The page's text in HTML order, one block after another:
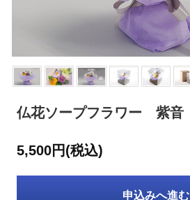
仏花ソープフラワー 紫音
5,500円(税込)
申込みへ進む